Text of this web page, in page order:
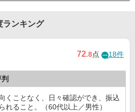
ランキング
72.8点 18件
くことなく、日々確認ができ、振込
れること。（60代以上／男性）